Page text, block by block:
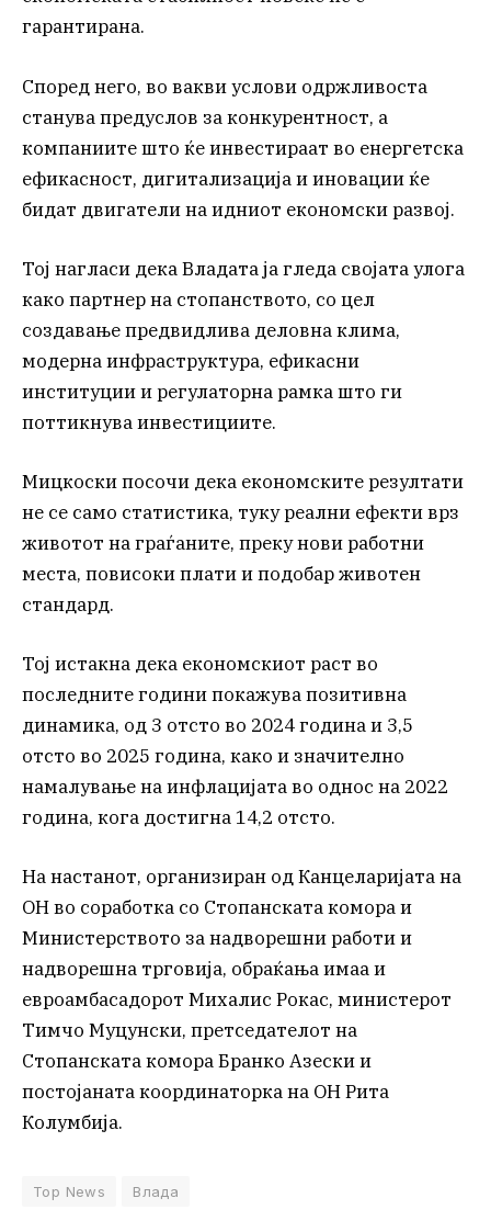
гарантирана.
Според него, во вакви услови одржливоста
станува предуслов за конкурентност, а
компаниите што ќе инвестираат во енергетска
ефикасност, дигитализација и иновации ќе
бидат двигатели на идниот економски развој.
Тој нагласи дека Владата ја гледа својата улога
како партнер на стопанството, со цел
создавање предвидлива деловна клима,
модерна инфраструктура, ефикасни
институции и регулаторна рамка што ги
поттикнува инвестициите.
Мицкоски посочи дека економските резултати
не се само статистика, туку реални ефекти врз
животот на граѓаните, преку нови работни
места, повисоки плати и подобар животен
стандард.
Тој истакна дека економскиот раст во
последните години покажува позитивна
динамика, од 3 отсто во 2024 година и 3,5
отсто во 2025 година, како и значително
намалување на инфлацијата во однос на 2022
година, кога достигна 14,2 отсто.
На настанот, организиран од Канцеларијата на
ОН во соработка со Стопанската комора и
Министерството за надворешни работи и
надворешна трговија, обраќања имаа и
евроамбасадорот Михалис Рокас, министерот
Тимчо Муцунски, претседателот на
Стопанската комора Бранко Азески и
постојаната координаторка на ОН Рита
Колумбија.
Top News Влада